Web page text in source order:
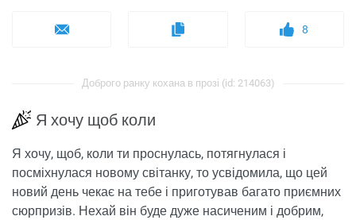
8
Доброго ранку кохана в прозі (id: 214063)
Я хочу щоб коли
Я хочу, щоб, коли ти проснулась, потягнулася і
посміхнулася новому світанку, то усвідомила, що цей
новий день чекає на тебе і приготував багато приємних
сюрпризів. Нехай він буде дуже насиченим і добрим,